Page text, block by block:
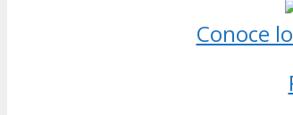
Conoce